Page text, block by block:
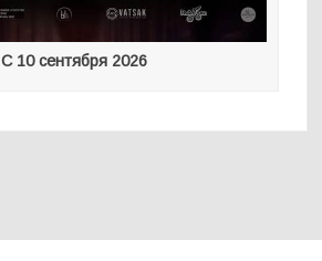
С 10 сентября 2026